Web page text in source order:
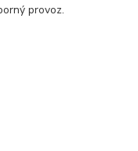
provoz.